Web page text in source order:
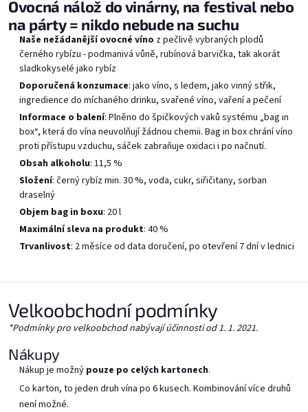
20l
Vyrobíme, doručíme do 7
prac. dnů
Add to cart
20l
Skladem(7 pcs)
Add to cart
List of products
Product sorting
Recommended
Most expensive
Mara Kuja v Bag in boxu 20l
Ovocná nálož do vinárny, na festival nebo
na párty = nikdo nebude na suchu
Naše nežádanější ovocné víno z pečlivě vybraných plodů
černého rybízu - podmanivá vůně, rubínová barvička, tak akorát
sladkokyselé jako rybíz
Doporučená konzumace: jako víno, s ledem, jako vinný střik,
ingredience do míchaného drinku, svařené víno, vaření a pečení
Informace o balení: Plněno do špičkových vaků systému „bag in
box“, která do vína neuvolňují žádnou chemii. Bag in box chrání víno
proti přístupu vzduchu, sáček zabraňuje oxidaci i po načnutí.
Obsah alkoholu: 11,5 %
Složení: černý rybíz min. 30 %, voda, cukr, siřičitany, sorban
draselný
Objem bag in boxu: 20 l
Maximální sleva na produkt: 40 %
Trvanlivost: 2 měsíce od data doručení, po otevření 7 dní v lednici
Velkoobchodní podmínky
*Podmínky pro velkoobchod nabývají účinnosti od 1. 1. 2021.
Nákupy
Nákup je možný pouze po celých kartonech.
Co karton, to jeden druh vína po 6 kusech. Kombinování více druhů
není možné.